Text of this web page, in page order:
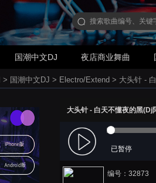
国潮中文DJ 夜店商业舞曲
> 国潮中文DJ > Electro/Extend > 大头针 -
大头针 - 白天不懂夜的黑
已暂停
编号：32873